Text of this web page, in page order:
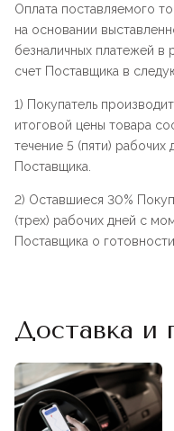
Оплата поставляемого
на основании
безналичных платежей в
счет Поставщика в
1) Покупатель
итоговой цены товара
течение 5 (пяти)
Поставщика.
2) Оставшиеся 30%
(трех) рабочих дней с
Поставщика о
Доставка и